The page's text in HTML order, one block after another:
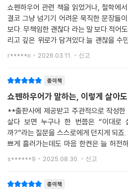
쇼펜하우어 관련 책을 읽었거나, 철학에
결코 그냥 넘기기 어려운 묵직한 문장들
보다. 무책임한 괜찮다 라는 말 보다.적어
리고 깊은 위로가 담겨있다.늘 괜찮을 수
쯤 쇼펜하우어의 말과 태도를 꼭 되새겨볼
r*****n 2026.03.11. 신고
종이책
쇼펜하우어가 말하는, 이렇게 살아
**출판사에 제공받고 주관적으로 작성
살다 보면 누구나 한 번쯤은 “이대로
까?”라는 질문을 스스로에게 던지게 되죠
쁘게 흘러가는데도 마음 한켠은 늘 허전
시간이 괜히 불편하게 느껴지기도 합니다
s******9 2025.08.30. 신고
종이책